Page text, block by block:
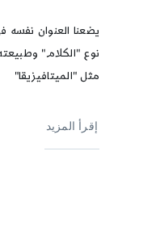
يضعنا العنوان نفسه
نوع "الكلام"
مثل "الميتافيزيقا"
إقرأ المزيد